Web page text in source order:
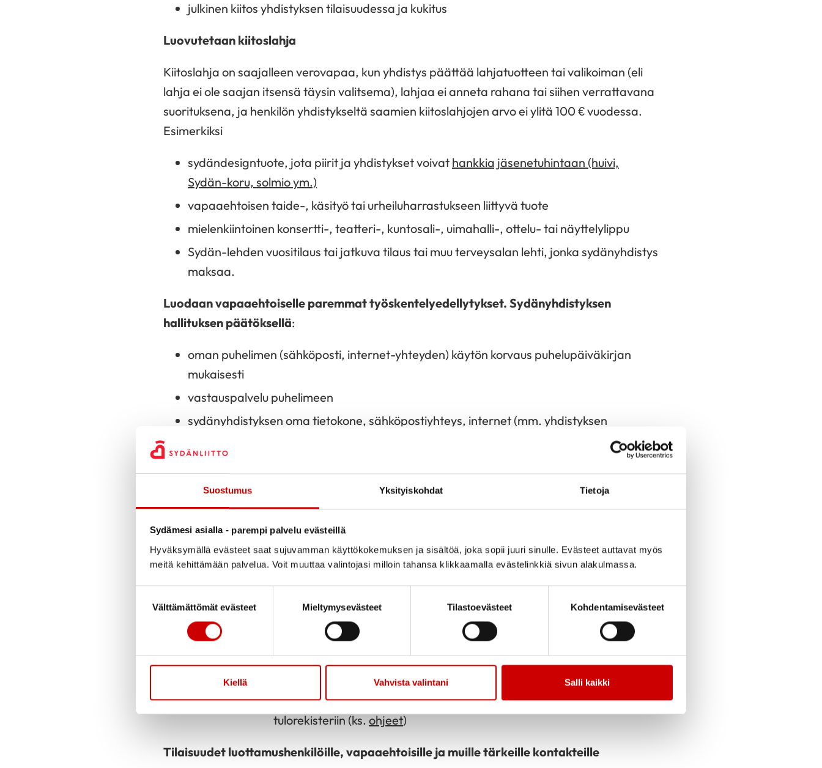
Suostumus Yksityiskohdat Tietoja
Sydämesi asialla - parempi palvelu evästeillä
Hyväksymällä evästeet saat sujuvamman käyttökokemuksen ja sisältöä, joka sopii juuri sinulle. Evästeet auttavat myös
meitä kehittämään palvelua. Voit muuttaa valintojasi milloin tahansa klikkaamalla evästelinkkiä sivun alakulmassa.
Välttämättömät evästeet
Mieltymysevästeet Tilastoevästeet Kohdentamisevästeet
Kiellä Vahvista valintani Salli kaikki
julkinen kiitos yhdistyksen tilaisuudessa ja kukitus
Luovutetaan kiitoslahja
Kiitoslahja on saajalleen verovapaa, kun yhdistys päättää lahjatuotteen tai valikoiman (eli
lahja ei ole saajan itsensä täysin valitsema), lahjaa ei anneta rahana tai siihen verrattavana
suorituksena, ja henkilön yhdistykseltä saamien kiitoslahjojen arvo ei ylitä 100 € vuodessa.
Esimerkiksi
sydändesigntuote, jota piirit ja yhdistykset voivat hankkia jäsenetuhintaan (huivi,
Sydän-koru, solmio ym.)
vapaaehtoisen taide-, käsityö tai urheiluharrastukseen liittyvä tuote
mielenkiintoinen konsertti-, teatteri-, kuntosali-, uimahalli-, ottelu- tai näyttelylippu
Sydän-lehden vuositilaus tai jatkuva tilaus tai muu terveysalan lehti, jonka sydänyhdistys
maksaa.
Luodaan vapaaehtoiselle paremmat työskentelyedellytykset. Sydänyhdistyksen
hallituksen päätöksellä:
oman puhelimen (sähköposti, internet-yhteyden) käytön korvaus puhelupäiväkirjan
mukaisesti
vastauspalvelu puhelimeen
sydänyhdistyksen oma tietokone, sähköpostiyhteys, internet (mm. yhdistyksen
maksetaan osallistuminen muulle yhdistystoimintaa tukevalle kurssille, esim.
taloudenhoito
korvataan matkakuluja: yhdistyksen vapaaehtoiselle voidaan maksaa
kalenterivuodessa verovapaasti
majoittumiskorvaus tositetta vastaan
tositetta vastaan rajattomasti
kilometrikorvaukset 3000 euroon saakka (matkalaskua
vastaan)
päiväraha enintään 20 päivältä (matkalaskua vastaan)
yhdistys ilmoittaa päivärahat ja kilometrikovaukset
tulorekisteriin (ks. ohjeet)
Tilaisuudet luottamushenkilöille, vapaaehtoisille ja muille tärkeille kontakteille